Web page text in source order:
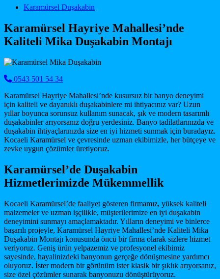
Main Navigation
Karamürsel Duşakabin
Karamürsel Hayriye Mahallesi’nde
Kaliteli Mika Duşakabin Montajı
0543 501 54 34
Karamürsel Hayriye Mahallesi’nde kusursuz bir banyo deneyimi
için kaliteli ve dayanıklı duşakabinlere mi ihtiyacınız var? Uzun
yıllar boyunca sorunsuz kullanım sunacak, şık ve modern tasarımlı
duşakabinler arıyorsanız doğru yerdesiniz. Banyo tadilatlarınızda ve
duşakabin ihtiyaçlarınızda size en iyi hizmeti sunmak için buradayız.
Kocaeli Karamürsel ve çevresinde uzman ekibimizle, her bütçeye ve
zevke uygun çözümler üretiyoruz.
Karamürsel’de Duşakabin
Hizmetlerimizde Mükemmellik
Kocaeli Karamürsel’de faaliyet gösteren firmamız, yüksek kaliteli
malzemeler ve uzman işçilikle, müşterilerimize en iyi duşakabin
deneyimini sunmayı amaçlamaktadır. Yılların deneyimi ve binlerce
başarılı projeyle, Karamürsel Hayriye Mahallesi’nde Kaliteli Mika
Duşakabin Montajı konusunda öncü bir firma olarak sizlere hizmet
veriyoruz. Geniş ürün yelpazemiz ve profesyonel ekibimiz
sayesinde, hayalinizdeki banyonun gerçeğe dönüşmesine yardımcı
oluyoruz. İster modern bir görünüm ister klasik bir şıklık arıyorsanız,
size özel çözümler sunarak banyonuzu dönüştürüyoruz.